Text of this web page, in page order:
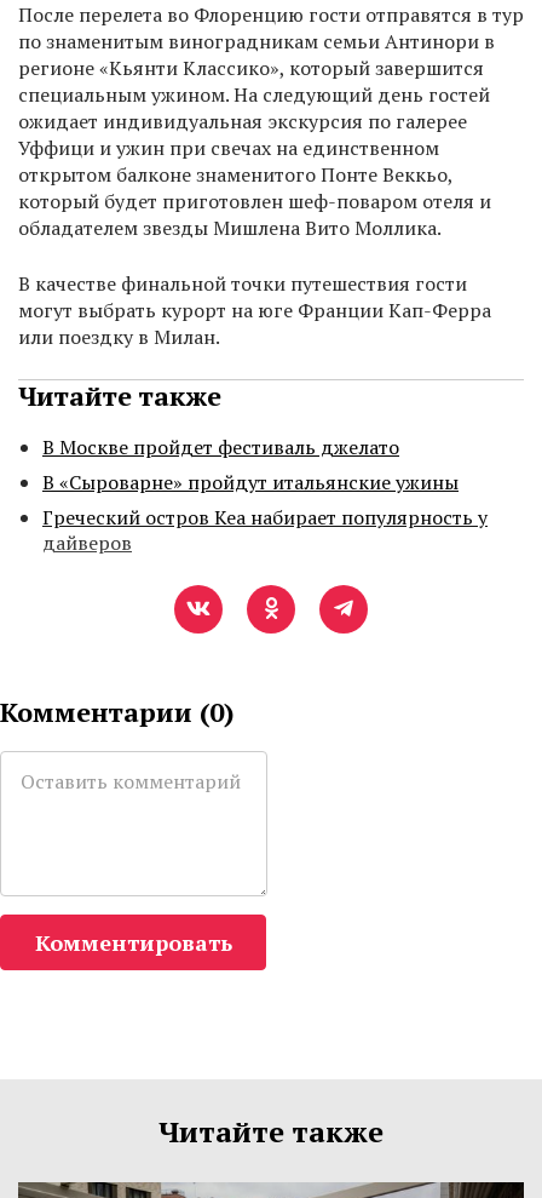
После перелета во Флоренцию гости отправятся в тур
по знаменитым виноградникам семьи Антинори в
регионе «Кьянти Классико», который завершится
специальным ужином. На следующий день гостей
ожидает индивидуальная экскурсия по галерее
Уффици и ужин при свечах на единственном
открытом балконе знаменитого Понте Веккьо,
который будет приготовлен шеф-поваром отеля и
обладателем звезды Мишлена Вито Моллика.
В качестве финальной точки путешествия гости
могут выбрать курорт на юге Франции Кап-Ферра
или поездку в Милан.
Читайте также
В Москве пройдет фестиваль джелато
В «Сыроварне» пройдут итальянские ужины
Греческий остров Кеа набирает популярность у
дайверов
Комментарии (0)
Комментировать
Читайте также